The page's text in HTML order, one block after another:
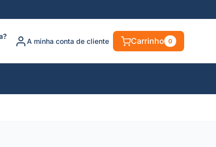
A minha conta de cliente Carrinho 0